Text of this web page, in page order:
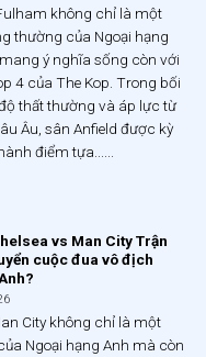
không chỉ là một
thường của Ngoại hạng
ý nghĩa sống còn với
4 của The Kop. Trong bối
thất thường và áp lực từ
Âu, sân Anfield được kỳ
điểm tựa......
vs Man City Trận
cuộc đua vô địch
City không chỉ là một
Ngoại hạng Anh mà còn